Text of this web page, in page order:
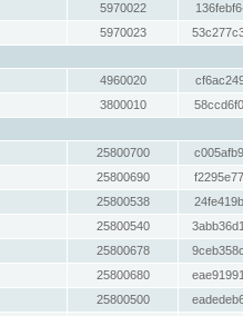
5970022
5970023
4960020
3800010
25800700
25800690
25800538
25800540
25800678
25800680
25800500